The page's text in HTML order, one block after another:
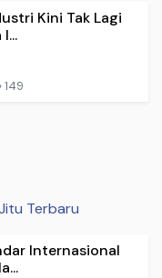
Kini Tak Lagi
149
Terbaru
Internasional